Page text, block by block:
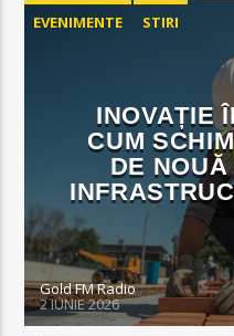
EVENIMENTE STIRI
INOVAȚIE
CUM
DE
Gold FM Radio
2 IUNIE 2026